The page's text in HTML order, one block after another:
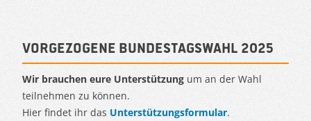
Vorgezogene Bundestagswahl 2025
Wir brauchen eure Unterstützung um an der Wahl
teilnehmen zu können.
Hier findet ihr das Unterstützungsformular.